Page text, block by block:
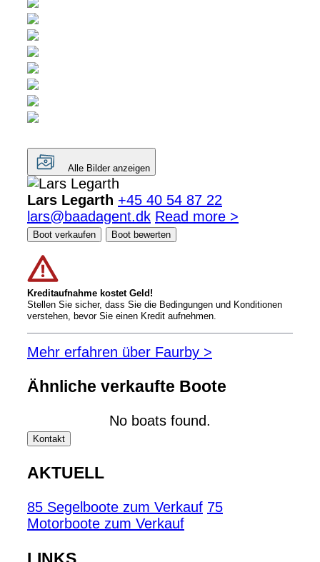
Alle Bilder anzeigen
Lars Legarth +45 40 54 87 22
lars@baadagent.dk Read more >
Boot verkaufen Boot bewerten
Kreditaufnahme kostet Geld!
Stellen Sie sicher, dass Sie die Bedingungen und Konditionen
verstehen, bevor Sie einen Kredit aufnehmen.
Mehr erfahren über Faurby >
Ähnliche verkaufte Boote
No boats found.
Kontakt
AKTUELL
85 Segelboote zum Verkauf 75
Motorboote zum Verkauf
LINKS